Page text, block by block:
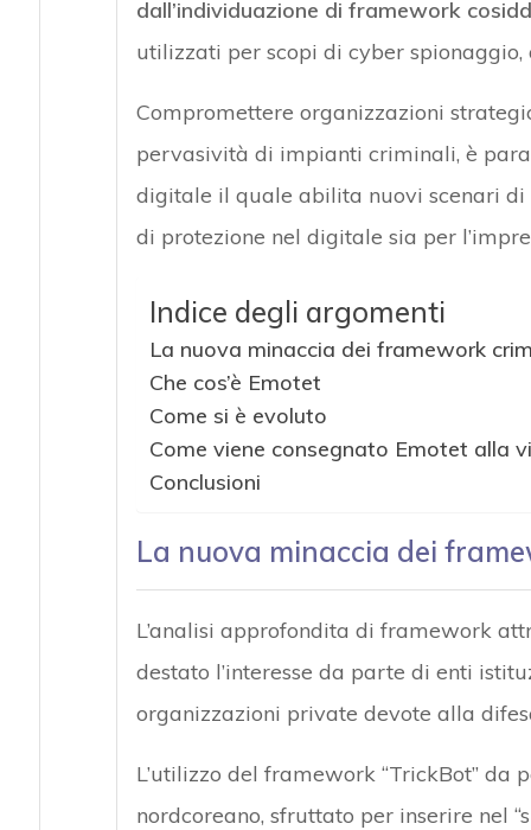
dall’individuazione di framework
utilizzati per scopi di cyber
Compromettere organizzazioni
pervasività di impianti criminali, è
digitale il quale abilita nuovi scenari
di protezione nel digitale sia per
Indice degli argomenti
La nuova minaccia dei framework
Che cos’è Emotet
Come si è evoluto
Come viene consegnato Emotet alla
Conclusioni
La nuova minaccia dei
L’analisi approfondita di framework
destato l’interesse da parte di enti
organizzazioni private devote alla
L’utilizzo del framework “TrickBot”
nordcoreano, sfruttato per inserire nel